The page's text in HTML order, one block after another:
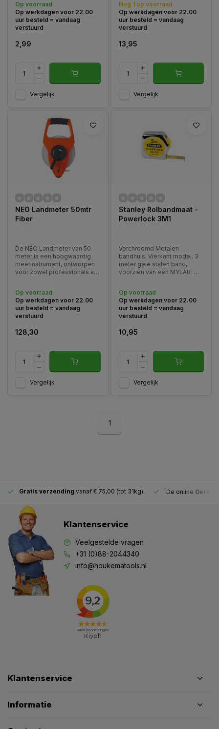
Op voorraad
Op werkdagen voor 22.00
uur besteld = vandaag
verstuurd
2,99
Vergelijk
Nog 1 op voorraad
Op werkdagen voor 22.00
uur besteld = vandaag
verstuurd
13,95
Vergelijk
NEO Landmeter 50mtr
Fiber
De NEO Landmeter van 50
meter is een hoogwaardig
meetinstrument, ontworpen
voor zowel professionals als
constructie en praktische
functies biedt deze
landmeter nauwkeurigheid
en gebruiksgemak bij
Op voorraad
Op werkdagen voor 22.00
uur besteld = vandaag
verstuurd
128,30
Vergelijk
Stanley Rolbandmaat -
Powerlock 3M1
Verchroomd Metalen
bandhuis. Vierkant model. 3
meter gele stalen band,
voorzien van een MYLAR-
automatische bandterugloop,
bandblokkeerknop en
broekklem.
Op voorraad
Op werkdagen voor 22.00
uur besteld = vandaag
verstuurd
10,95
Vergelijk
1
Gratis verzending vanaf € 75,00 (tot 31kg) De online
Klantenservice
Veelgestelde vragen
+31 (0)88-2044340
info@houkematools.nl
Klantenservice
Informatie